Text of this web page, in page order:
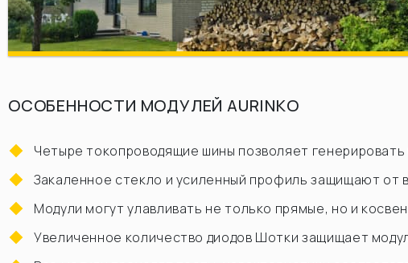
ОСОБЕННОСТИ МОДУЛЕЙ AURINKO
Четыре токопроводящие шины позволяет
Закаленное стекло и усиленный профиль защищают от
Модули могут улавливать не только прямые, но и
Увеличенное количество диодов Шотки защищает